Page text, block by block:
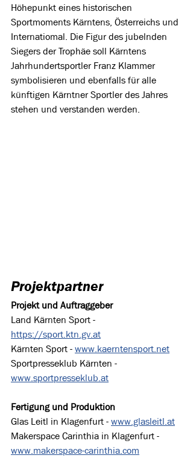
Höhepunkt eines historischen
Sportmoments Kärntens, Österreichs und
Internatiomal. Die Figur des jubelnden
Siegers der Trophäe soll Kärntens
Jahrhundertsportler Franz Klammer
symbolisieren und ebenfalls für alle
künftigen Kärntner Sportler des Jahres
stehen und verstanden werden.
Projektpartner
Projekt und Auftraggeber
Land Kärnten Sport -
https://sport.ktn.gv.at
Kärnten Sport - www.kaerntensport.net
Sportpresseklub Kärnten -
www.sportpresseklub.at
Fertigung und Produktion
Glas Leitl in Klagenfurt - www.glasleitl.at
Makerspace Carinthia in Klagenfurt -
www.makerspace-carinthia.com